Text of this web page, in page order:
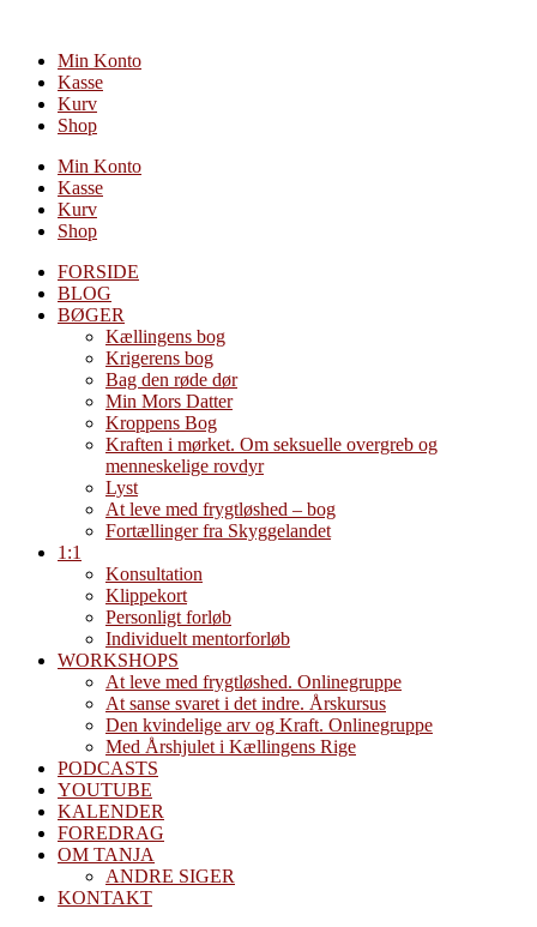
indholdMin Konto
Kasse
Kurv
Shop
Min Konto
Kasse
Kurv
Shop
FORSIDE
BLOG
BØGER
Kællingens bog
Krigerens bog
Bag den røde dør
Min Mors Datter
Kroppens Bog
Kraften i mørket. Om seksuelle overgreb og
menneskelige rovdyr
Lyst
At leve med frygtløshed – bog
Fortællinger fra Skyggelandet
1:1
Konsultation
Klippekort
Personligt forløb
Individuelt mentorforløb
WORKSHOPS
At leve med frygtløshed. Onlinegruppe
At sanse svaret i det indre. Årskursus
Den kvindelige arv og Kraft. Onlinegruppe
Med Årshjulet i Kællingens Rige
PODCASTS
YOUTUBE
KALENDER
FOREDRAG
OM TANJA
ANDRE SIGER
KONTAKT